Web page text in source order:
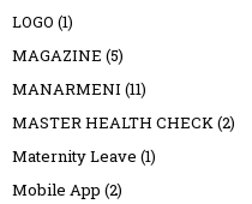
LOGO (1)
MAGAZINE (5)
MANARMENI (11)
MASTER HEALTH CHECK(2)
Maternity Leave (1)
Mobile App (2)